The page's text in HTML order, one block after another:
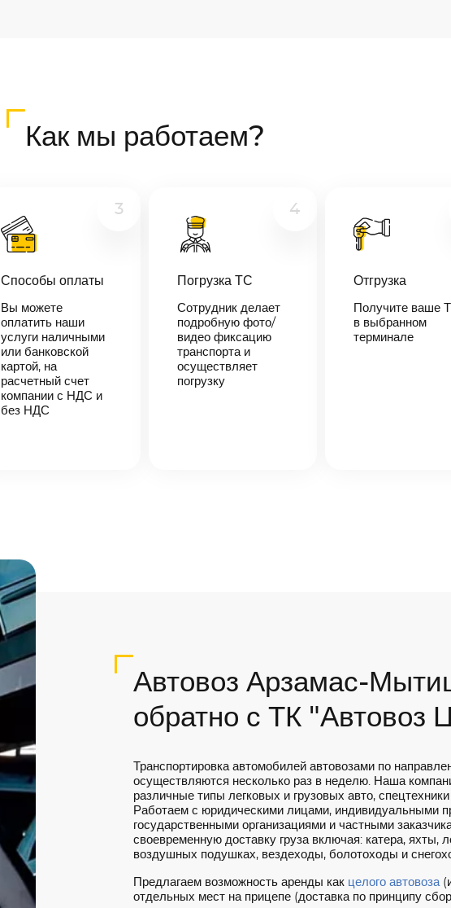
Как мы работаем?
3
Способы оплаты
Вы можете
оплатить наши
услуги наличными
или банковской
картой, на
расчетный счет
компании с НДС и
без НДС
4
Погрузка ТС
Сотрудник делает
подробную фото/
видео фиксацию
транспорта и
осуществляет
погрузку
Отгрузка
Получите ваше
в выбранном
терминале
Автовоз Арзамас-
обратно с ТК "Автовоз
Транспортировка автомобилей автовозами по
осуществляются несколько раз в неделю. Наша
различные типы легковых и грузовых авто,
Работаем с юридическими лицами, индивидуальными
государственными организациями и частными
своевременную доставку груза включая: катера, яхты,
воздушных подушках, вездеходы, болотоходы и
Предлагаем возможность аренды как целого автовоза
отдельных мест на прицепе (доставка по принципу